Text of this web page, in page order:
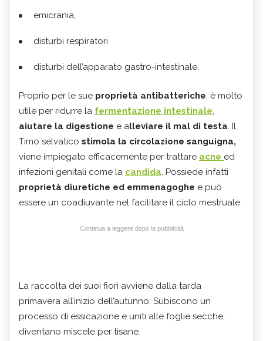
emicrania,
disturbi respiratori
disturbi dell’apparato gastro-intestinale.
Proprio per le sue proprietà antibatteriche, è molto
utile per ridurre la fermentazione intestinale,
aiutare la digestione e alleviare il mal di testa. Il
Timo selvatico stimola la circolazione sanguigna,
viene impiegato efficacemente per trattare acne ed
infezioni genitali come la candida. Possiede infatti
proprietà diuretiche ed emmenagoghe e può
essere un coadiuvante nel facilitare il ciclo mestruale.
Continua a leggere dopo la pubblicità
La raccolta dei suoi fiori avviene dalla tarda
primavera all’inizio dell’autunno. Subiscono un
processo di essicazione e uniti alle foglie secche,
diventano miscele per tisane.